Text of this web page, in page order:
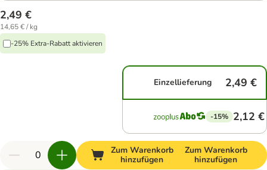
2,49 €
14,65 € / kg
-25% Extra-Rabatt aktivieren
Einzellieferung 2,49 €
-15% 2,12 €
Zum Warenkorb
hinzufügen
Zum Warenkorb
hinzufügen